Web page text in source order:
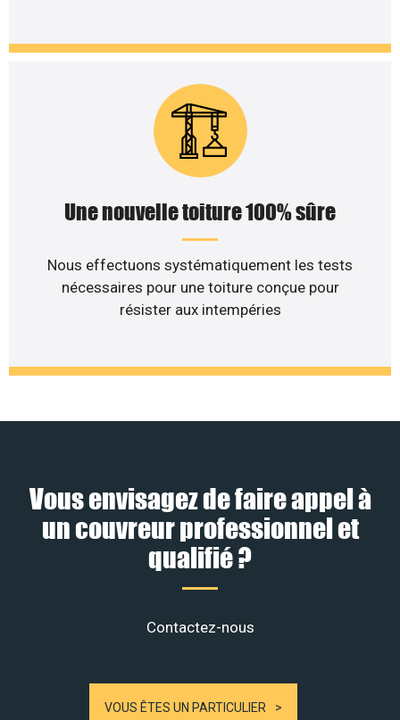
Une nouvelle toiture 100% sûre
Nous effectuons systématiquement les tests
nécessaires pour une toiture conçue pour
résister aux intempéries
Vous envisagez de faire appel à
un couvreur professionnel et
qualifié ?
Contactez-nous
VOUS ÊTES UN PARTICULIER